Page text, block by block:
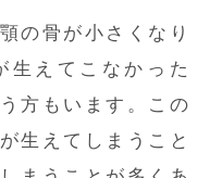
の骨が小さくなり
生えてこなかった
方もいます。この
生えてしまうこと